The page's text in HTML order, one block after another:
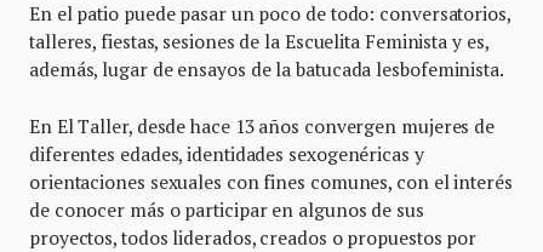
En el patio puede pasar un poco de todo: conversatorios,
talleres, fiestas, sesiones de la Escuelita Feminista y es,
además, lugar de ensayos de la batucada lesbofeminista.
En El Taller, desde hace 13 años convergen mujeres de
diferentes edades, identidades sexogenéricas y
orientaciones sexuales con fines comunes, con el interés
de conocer más o participar en algunos de sus
proyectos, todos liderados, creados o propuestos por